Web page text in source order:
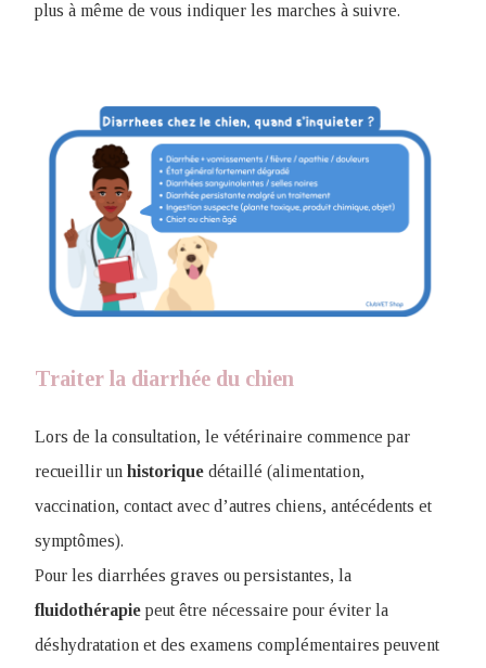
plus à même de vous indiquer les marches à suivre.
Traiter la diarrhée du chien
Lors de la consultation, le vétérinaire commence par
recueillir un historique détaillé (alimentation,
vaccination, contact avec d’autres chiens, antécédents et
symptômes).
Pour les diarrhées graves ou persistantes, la
fluidothérapie peut être nécessaire pour éviter la
déshydratation et des examens complémentaires peuvent